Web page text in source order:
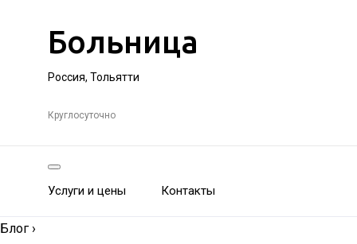
Больница
Россия, Тольятти
Круглосуточно
Услуги и цены Контакты
Блог ›